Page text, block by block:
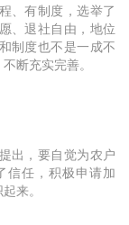
有制度，选举了
、退社自由，地位
制度也不是一成不
断充实完善。
出，要自觉为农户
信任，积极申请加
来。